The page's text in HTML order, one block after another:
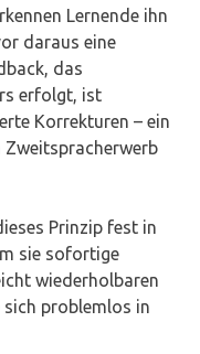
Lernende ihn
daraus eine
das
erfolgt, ist
Korrekturen – ein
Zweitspracherwerb
Prinzip fest in
sie sofortige
wiederholbaren
sich problemlos in